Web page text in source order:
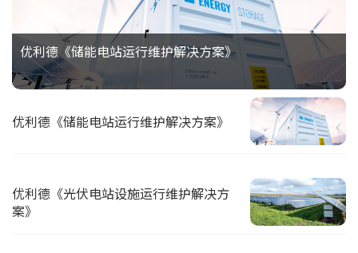
优利德《储能电站运行维护解决方案》
优利德《储能电站运行维护解决方案》
优利德《光伏电站设施运行维护解决方
案》